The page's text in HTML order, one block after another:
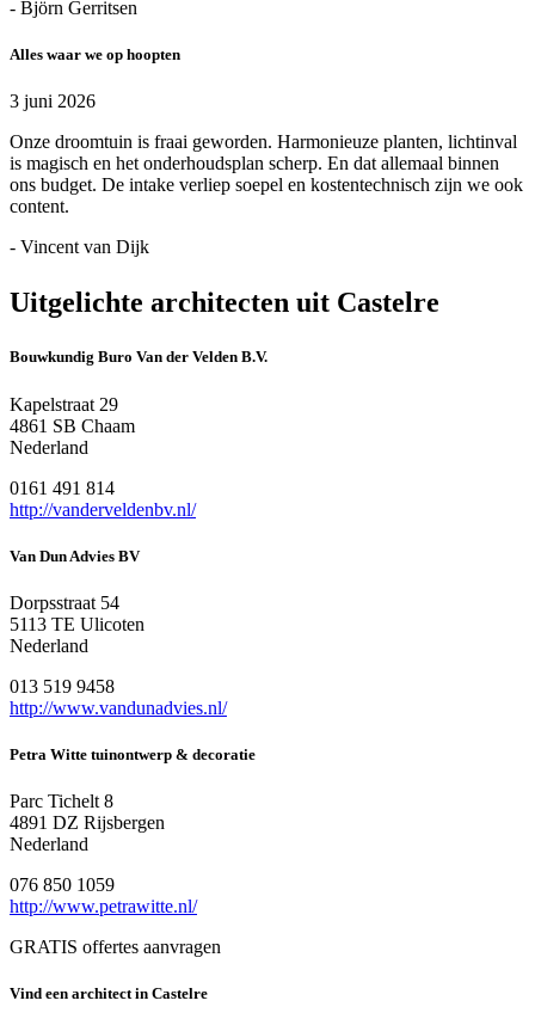
- Björn Gerritsen
Alles waar we op hoopten
3 juni 2026
Onze droomtuin is fraai geworden. Harmonieuze planten, lichtinval
is magisch en het onderhoudsplan scherp. En dat allemaal binnen
ons budget. De intake verliep soepel en kostentechnisch zijn we ook
content.
- Vincent van Dijk
Uitgelichte architecten uit Castelre
Bouwkundig Buro Van der Velden B.V.
Kapelstraat 29
4861 SB Chaam
Nederland
0161 491 814
http://vanderveldenbv.nl/
Van Dun Advies BV
Dorpsstraat 54
5113 TE Ulicoten
Nederland
013 519 9458
http://www.vandunadvies.nl/
Petra Witte tuinontwerp & decoratie
Parc Tichelt 8
4891 DZ Rijsbergen
Nederland
076 850 1059
http://www.petrawitte.nl/
GRATIS offertes aanvragen
Vind een architect in Castelre